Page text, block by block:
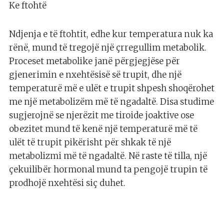
Ke ftohtë
Ndjenja e të ftohtit, edhe kur temperatura nuk ka
rënë, mund të tregojë një çrregullim metabolik.
Proceset metabolike janë përgjegjëse për
gjenerimin e nxehtësisë së trupit, dhe një
temperaturë më e ulët e trupit shpesh shoqërohet
me një metabolizëm më të ngadaltë. Disa studime
sugjerojnë se njerëzit me tiroide joaktive ose
obezitet mund të kenë një temperaturë më të
ulët të trupit pikërisht për shkak të një
metabolizmi më të ngadaltë. Në raste të tilla, një
çekuilibër hormonal mund ta pengojë trupin të
prodhojë nxehtësi siç duhet.